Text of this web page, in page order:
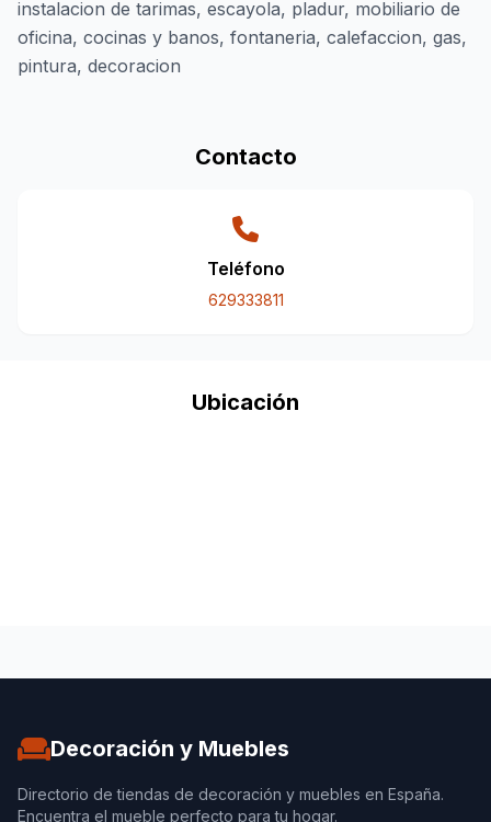
instalacion de tarimas, escayola, pladur, mobiliario de
oficina, cocinas y banos, fontaneria, calefaccion, gas,
pintura, decoracion
Contacto
Teléfono
629333811
Ubicación
Decoración y Muebles
Directorio de tiendas de decoración y muebles en España.
Encuentra el mueble perfecto para tu hogar.